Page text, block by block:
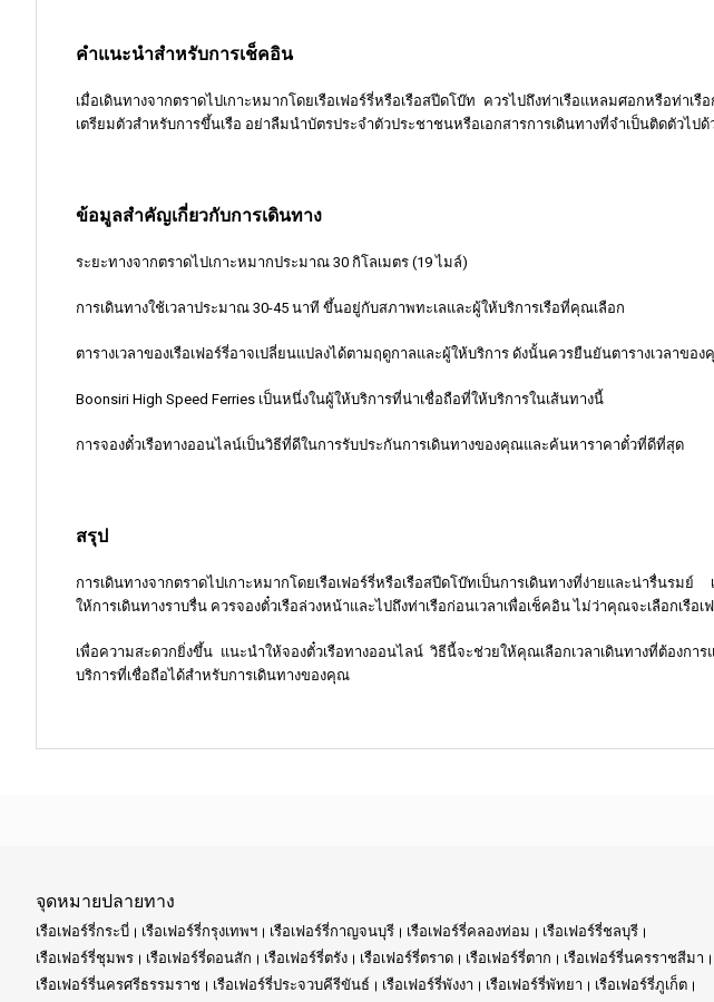
คำแนะนำสำหรับการเช็คอิน
เมื่อเดินทางจากตราดไปเกาะหมากโดยเรือเฟอร์รี่หรือเรือสปีดโบ๊ท ควรไปถึงท่าเรือแหลมศอกหรือท่
เตรียมตัวสำหรับการขึ้นเรือ อย่าลืมนำบัตรประจำตัวประชาชนหรือเอกสารการเดินทางที่จำเป็นติดตัวไปด้
ข้อมูลสำคัญเกี่ยวกับการเดินทาง
ระยะทางจากตราดไปเกาะหมากประมาณ 30 กิโลเมตร (19 ไมล์)
การเดินทางใช้เวลาประมาณ 30-45 นาที ขึ้นอยู่กับสภาพทะเลและผู้ให้บริการเรือที่คุณเลือก
ตารางเวลาของเรือเฟอร์รี่อาจเปลี่ยนแปลงได้ตามฤดูกาลและผู้ให้บริการ ดังนั้นควรยืนยันตารางเวลาขอ
Boonsiri High Speed Ferries เป็นหนึ่งในผู้ให้บริการที่น่าเชื่อถือที่ให้บริการในเส้นทางนี้
การจองตั๋วเรือทางออนไลน์เป็นวิธีที่ดีในการรับประกันการเดินทางของคุณและค้นหาราคาตั๋วที่ดีที่สุด
สรุป
การเดินทางจากตราดไปเกาะหมากโดยเรือเฟอร์รี่หรือเรือสปีดโบ๊ทเป็นการเดินทางที่ง่ายและน่ารื่น
ให้การเดินทางราบรื่น ควรจองตั๋วเรือล่วงหน้าและไปถึงท่าเรือก่อนเวลาเพื่อเช็คอิน ไม่ว่าคุณจะเลือกเ
เพื่อความสะดวกยิ่งขึ้น แนะนำให้จองตั๋วเรือทางออนไลน์ วิธีนี้จะช่วยให้คุณเลือกเวลาเดินทางที่ต้องก
บริการที่เชื่อถือได้สำหรับการเดินทางของคุณ
จุดหมายปลายทาง
เรือเฟอร์รี่กระบี่ เรือเฟอร์รี่กรุงเทพฯ เรือเฟอร์รี่กาญจนบุรี เรือเฟอร์รี่คลองท่อม
เรือเฟอร์รี่ชลบุรี
เรือเฟอร์รี่ชุมพร
เรือเฟอร์รี่ดอนสัก เรือเฟอร์รี่ตรัง เรือเฟอร์รี่ตราด เรือเฟอร์รี่ตาก
เรือเฟอร์รี่นครราชสีมา
เรือเฟอร์รี่นครศรีธรรมราช
เรือเฟอร์รี่ประจวบคีรีขันธ์ เรือเฟอร์รี่พังงา เรือเฟอร์รี่พัทยา
เรือเฟอร์รี่ภูเก็ต